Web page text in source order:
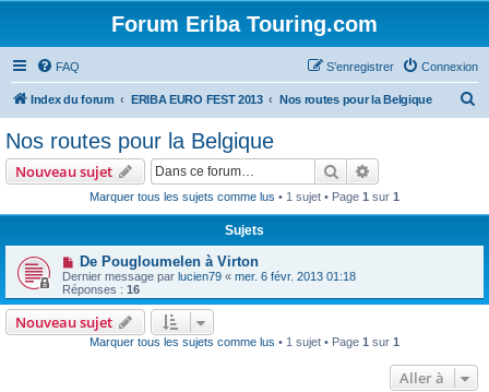
Forum Eriba Touring.com
FAQ Connexion
S’enregistrer
Index du forum ERIBA EURO FEST 2013 Nos routes pour la Belgique
e
Nos routes pour la Belgique
Nouveau sujet Rechercher
Marquer tous les sujets comme lus • 1 sujet • Page 1 sur 1
Sujets
De Pougloumelen à Virton
Dernier message par lucien79 « mer. 6 févr. 2013 01:18
Réponses : 16
Nouveau sujet
Marquer tous les sujets comme lus • 1 sujet • Page 1 sur 1
Aller à